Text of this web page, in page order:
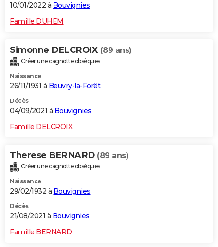
10/01/2022 à Bouvignies
Famille DUHEM
Simonne DELCROIX (89 ans)
Créer une cagnotte obsèques
Naissance
26/11/1931 à Beuvry-la-Forêt
Décès
04/09/2021 à Bouvignies
Famille DELCROIX
Therese BERNARD (89 ans)
Créer une cagnotte obsèques
Naissance
29/02/1932 à Bouvignies
Décès
21/08/2021 à Bouvignies
Famille BERNARD